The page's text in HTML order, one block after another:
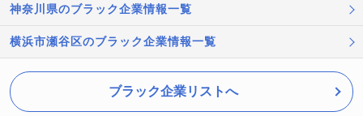
神奈川県のブラック企業情報一覧
横浜市瀬谷区のブラック企業情報一覧
ブラック企業リストへ